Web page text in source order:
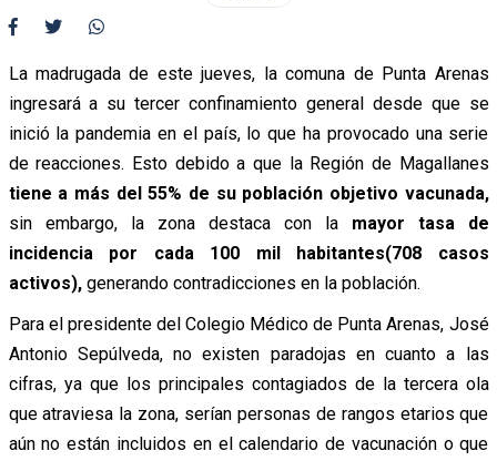
La madrugada de este jueves, la comuna de Punta Arenas
ingresará a su tercer confinamiento general desde que se
inició la pandemia en el país, lo que ha provocado una serie
de reacciones. Esto debido a que la Región de Magallanes
tiene a más del 55% de su población objetivo vacunada,
sin embargo, la zona destaca con la mayor tasa de
incidencia por cada 100 mil habitantes(708 casos
activos),generando contradicciones en la población.
Para el presidente del Colegio Médico de Punta Arenas, José
Antonio Sepúlveda, no existen paradojas en cuanto a las
cifras, ya que los principales contagiados de la tercera ola
que atraviesa la zona, serían personas de rangos etarios que
aún no están incluidos en el calendario de vacunación o que